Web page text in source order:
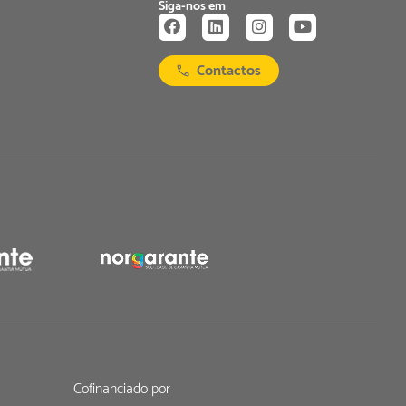
Siga-nos em
Contactos
Cofinanciado por